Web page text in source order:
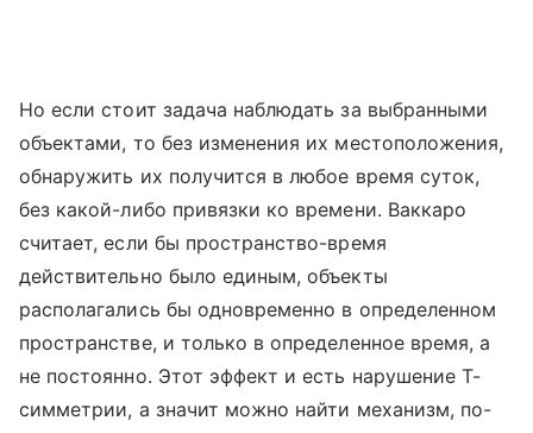
Но если стоит задача наблюдать за выбранными
объектами, то без изменения их местоположения,
обнаружить их получится в любое время суток,
без какой-либо привязки ко времени. Ваккаро
считает, если бы пространство-время
действительно было единым, объекты
располагались бы одновременно в определенном
пространстве, и только в определенное время, а
не постоянно. Этот эффект и есть нарушение Т-
симметрии, а значит можно найти механизм, по-